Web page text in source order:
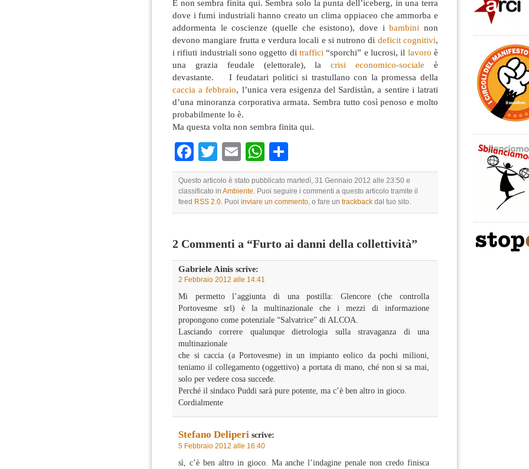
E non sembra finita qui. Sembra solo la punta dell’iceberg, in una terra
dove i fumi industriali hanno creato un clima oppiaceo che ammorba e
addormenta le coscienze (quelle che esistono), dove ibambini non
devono mangiare frutta e verdura locali e si nutrono di deficit cognitivi,
i rifiuti industriali sono oggetto di traffici “sporchi” e lucrosi, il lavoro è
una grazia feudale (elettorale), lacrisi economico-sociale è
devastante. I feudatari politici si trastullano con la promessa della
caccia a febbraio, l’unica vera esigenza del Sardistàn, a sentire i latrati
d’una minoranza corporativa armata. Sembra tutto così penoso e molto
probabilmente lo è.
Ma questa volta non sembra finita qui.
Facebook
TwitterEmailWhatsApp
Questo articolo è stato pubblicato martedì, 31 Gennaio 2012 alle 23:50 e
classificato in Ambiente. Puoi seguire i commenti a questo articolo tramite il
feed RSS 2.0. Puoi inviare un commento, o fare un trackback dal tuo sito.
2 Commenti a “Furto ai danni della collettività”
Gabriele Ainis scrive:
2 Febbraio 2012 alle 14:41
Mi permetto l’aggiunta di una postilla: Glencore (che controlla
Portovesme srl) è la multinazionale che i mezzi di informazione
propongono come potenziale “Salvatrice” di ALCOA.
Lasciando correre qualunque dietrologia sulla stravaganza di una
multinazionale
che si caccia (a Portovesme) in un impianto eolico da pochi milioni,
teniamo il collegamento (oggettivo) a portata di mano, ché non si sa mai,
solo per vedere cosa succede.
Perché il sindaco Puddi sarà pure potente, ma c’è ben altro in gioco.
Cordialmente
Stefano Deliperi scrive:
5 Febbraio 2012 alle 16:40
sì, c’è ben altro in gioco. Ma anche l’indagine penale non credo finisca